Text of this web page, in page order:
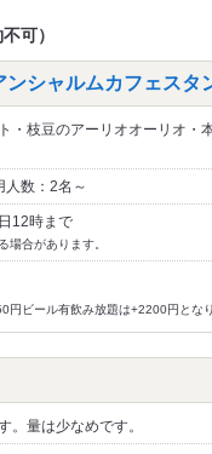
可）
ンシャルムカフェスタ
・枝豆のアーリオオーリオ・
人数：2名～
12時まで
場合があります。
円ビール有飲み放題は+2200円となり
。量は少なめです。